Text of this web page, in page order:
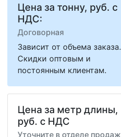
Цена за тонну, руб. с
НДС:
Договорная
Зависит от объема заказа.
Скидки оптовым и
постоянным клиентам.
Цена за метр длины,
руб. с НДС
Уточните в отделе продаж